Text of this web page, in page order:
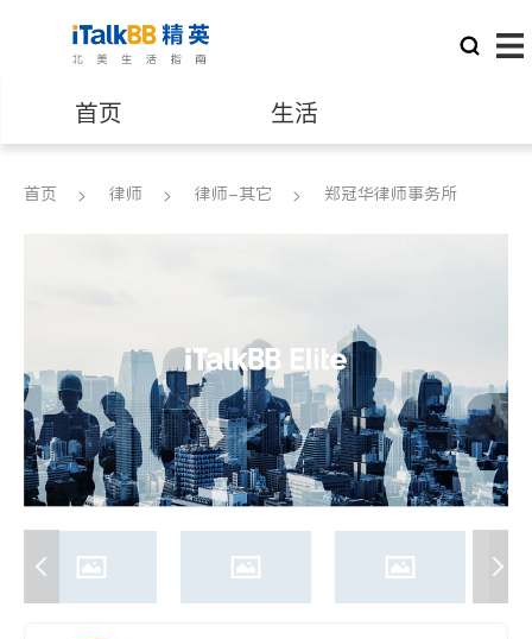
首页 生活
医生 律师
养老 非盈利组织
首页 律师 律师-其它 郑冠华律师事务所